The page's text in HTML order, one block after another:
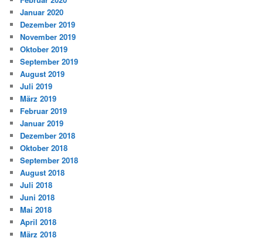
Januar 2020
Dezember 2019
November 2019
Oktober 2019
September 2019
August 2019
Juli 2019
März 2019
Februar 2019
Januar 2019
Dezember 2018
Oktober 2018
September 2018
August 2018
Juli 2018
Juni 2018
Mai 2018
April 2018
März 2018